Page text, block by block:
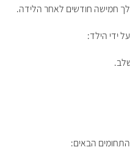
חמישה חודשים לאחר הלידה.
ידי הילד:
הבאים: